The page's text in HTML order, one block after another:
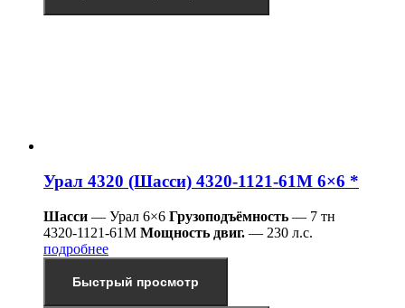
Урал 4320 (Шасси) 4320-1121-61М 6×6 *
Шасси — Урал 6×6 Грузоподъёмность — 7 тн
4320-1121-61М Мощность двиг. — 230 л.с.
подробнее
Быстрый просмотр